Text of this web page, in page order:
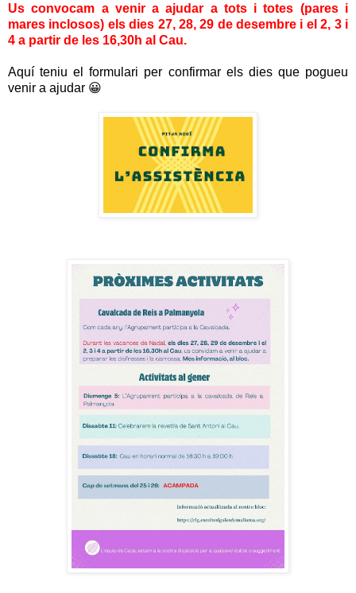
Us convocam a venir a ajudar a tots i totes (pares i
mares inclosos) els dies 27, 28, 29 de desembre i el 2, 3 i
4 a partir de les 16,30h al Cau.
Aquí teniu el formulari per confirmar els dies que pogueu
venir a ajudar 😀